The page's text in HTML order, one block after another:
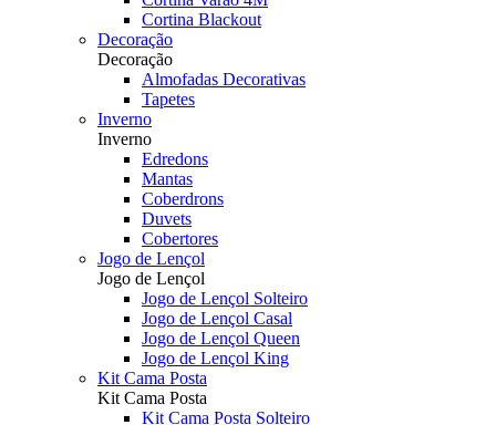
Cortina Blackout
Decoração
Decoração
Almofadas Decorativas
Tapetes
Inverno
Inverno
Edredons
Mantas
Coberdrons
Duvets
Cobertores
Jogo de Lençol
Jogo de Lençol
Jogo de Lençol Solteiro
Jogo de Lençol Casal
Jogo de Lençol Queen
Jogo de Lençol King
Kit Cama Posta
Kit Cama Posta
Kit Cama Posta Solteiro